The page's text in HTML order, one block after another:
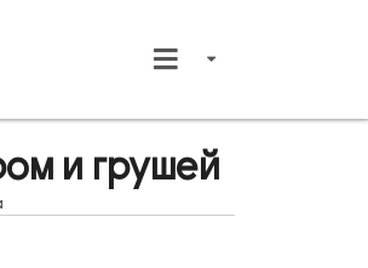
и грушей